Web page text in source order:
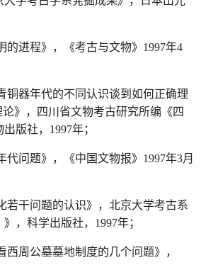
的进程》，《考古与文物》1997年4
铜器年代的不同认识谈到如何正确理
》，四川省文物考古研究所编《四
版社，1997年；
代问题》，《中国文物报》1997年3月
若干问题的认识》，北京大学考古系
，科学出版社，1997年；
西周公墓墓地制度的几个问题》，